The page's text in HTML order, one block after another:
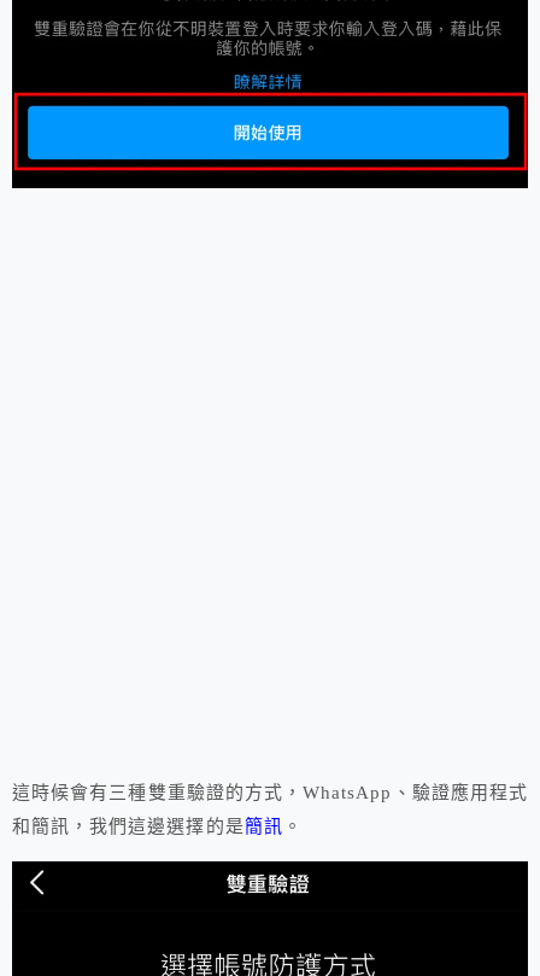
這時候會有三種雙重驗證的方式，WhatsApp、驗證應用程式
和簡訊，我們這邊選擇的是簡訊 。